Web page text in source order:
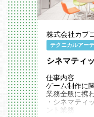
２．インシデ
・ゲームタイ
・海外当局に
３．法令調査
・米国、欧
護、情報保護
・調査にあた
衝、プロジ
４．リスクマ
・法的リス
株式会社カプ
テクニカルアー
シネマティ
仕事内容
ゲーム制作に
業務全般に携
・シネマティ
ント業務